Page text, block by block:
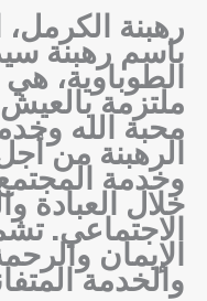
رهبنة
باسم رهبنة
الطوباوية،
ملتزمة
محبة الله
الرهبنة من
وخدمة
خلال العبادة
الاجتماعي.
الإيمان
والخدمة